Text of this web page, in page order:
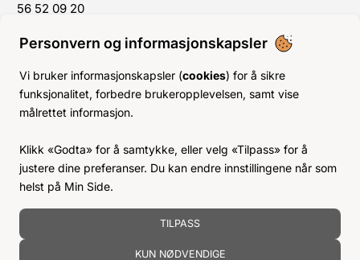
Personvern og informasjonskapsler
Vi bruker informasjonskapsler (cookies) for å sikre
funksjonalitet, forbedre brukeropplevelsen, samt vise
målrettet informasjon.
Klikk «Godta» for å samtykke, eller velg «Tilpass» for å
justere dine preferanser. Du kan endre innstillingene når som
helst på Min Side.
TILPASS
KUN NØDVENDIGE
56 52 09 20
ÅPNINGSTIDER ORDREKONTOR
Man-Fre:08–16
Lør-Søn: Stengt
Helligdager:Stengt
KJØPSVILKÅR
BLI KUNDE